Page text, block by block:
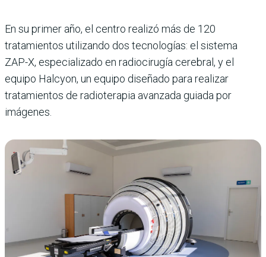
En su primer año, el centro realizó más de 120
tratamientos utilizando dos tecnologías: el sistema
ZAP-X, especializado en radiocirugía cerebral, y el
equipo Halcyon, un equipo diseñado para realizar
tratamientos de radioterapia avanzada guiada por
imágenes.